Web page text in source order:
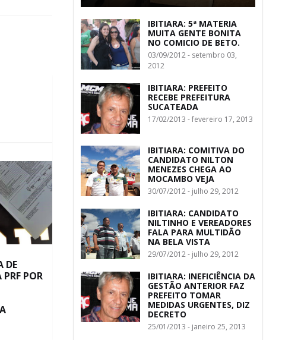
DE
PRF POR
IBITIARA: 5ª MATERIA
MUITA GENTE BONITA
NO COMICIO DE BETO.
03/09/2012 - setembro 03,
2012
IBITIARA: PREFEITO
RECEBE PREFEITURA
SUCATEADA
17/02/2013 - fevereiro 17, 2013
IBITIARA: COMITIVA DO
CANDIDATO NILTON
MENEZES CHEGA AO
MOCAMBO VEJA
30/07/2012 - julho 29, 2012
IBITIARA: CANDIDATO
NILTINHO E VEREADORES
FALA PARA MULTIDÃO
NA BELA VISTA
29/07/2012 - julho 29, 2012
IBITIARA: INEFICIÊNCIA DA
GESTÃO ANTERIOR FAZ
PREFEITO TOMAR
MEDIDAS URGENTES, DIZ
DECRETO
25/01/2013 - janeiro 25, 2013